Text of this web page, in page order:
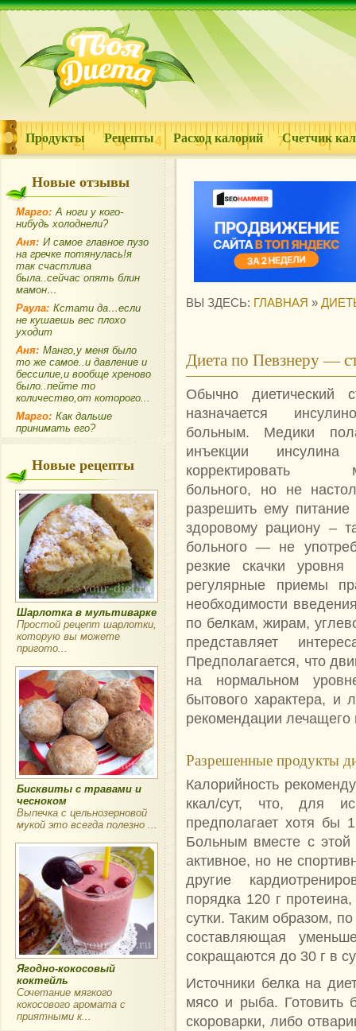
Продукты Рецепты Расход калорий Счетчик
Новые отзывы
Марго: А ноги у кого-
нибудь холоднели?
Аня: И самое главное пузо
на гречке потянулась!я
так счастлива
была..сейчас опять блин
мамон…
Раула: Кстати да…если
не кушаешь вес плохо
уходит
Аня: Манго,у меня было
то же самое..и давление и
бессилие,и вообще хреново
было..пейте то
количество,от которого...
Марго: Как дальше
принимать его?
Новые рецепты
Шарлотка в мультиварке
Простой рецепт шарлотки,
которую вы можете
пригото...
Бисквиты с травами и
чесноком
Выпечка с цельнозерновой
мукой это всегда полезно ...
Ягодно-кокосовый
коктейль
Сочетание мягкого
кокосового аромата с
приятными к...
ВЫ ЗДЕСЬ: ГЛАВНАЯ »
Диета по Певзнеру —
Обычно
назначается
больным. Медики
инъекции инсулина
корректировать
больного, но не
разрешить ему
здоровому рациону –
больного — не
резкие скачки
регулярные приемы
необходимости
по белкам, жирам,
представляет
Предполагается, что
на нормальном
бытового характера, и
рекомендации лечащего
Разрешенные продукты
Калорийность
ккал/сут, что, для
предполагает хотя бы
Больным вместе с
активное, но не
другие
порядка 120 г
сутки. Таким образом,
составляющая
сокращаются до 30 г в
Источники белка на
мясо и рыба. Готовить
скороварки, либо